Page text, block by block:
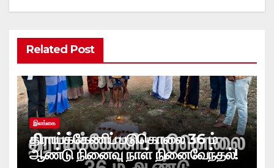
Related Post
இலங்கை
திராய்க்கேணிப் படுகொலை 36 ம்
ஆண்டு நினைவு நாள் நினைவேந்தல்!